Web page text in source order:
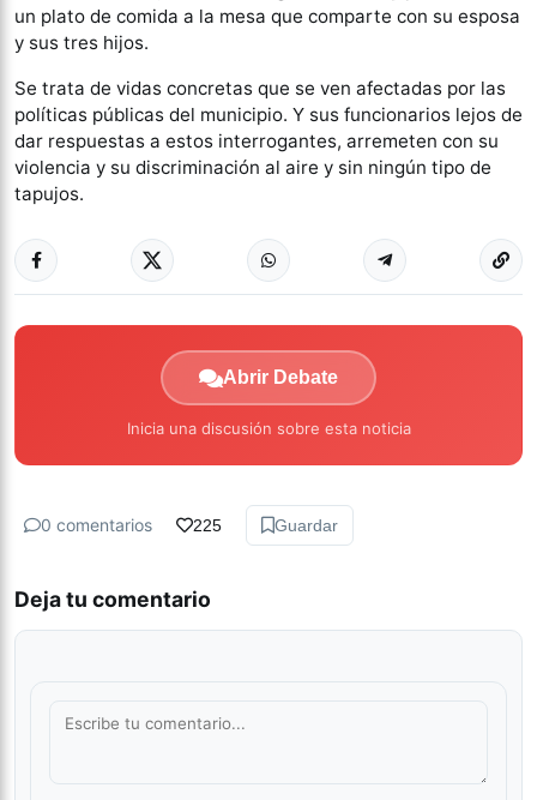
un plato de comida a la mesa que comparte con su esposa
y sus tres hijos.
Se trata de vidas concretas que se ven afectadas por las
políticas públicas del municipio. Y sus funcionarios lejos de
dar respuestas a estos interrogantes, arremeten con su
violencia y su discriminación al aire y sin ningún tipo de
tapujos.
Abrir Debate
Inicia una discusión sobre esta noticia
0 comentarios 225 Guardar
Deja tu comentario